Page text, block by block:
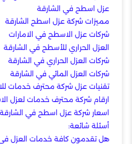
عزل اسطح في الشارقة
مميزات شركة عزل اسطح الشارقة
شركات عزل الاسطح في الامارات
العزل الحراري للأسطح في الشارقة
شركات العزل الحراري في الشارقة
شركات العزل المائي في الشارقة
تقنيات عزل شركة محترف خدمات
ارقام شركة محترف خدمات لعزل
اسعار شركة عزل اسطح في الشارقة
أسئلة شائعة:
هل تقدمون كافة خدمات العزل في